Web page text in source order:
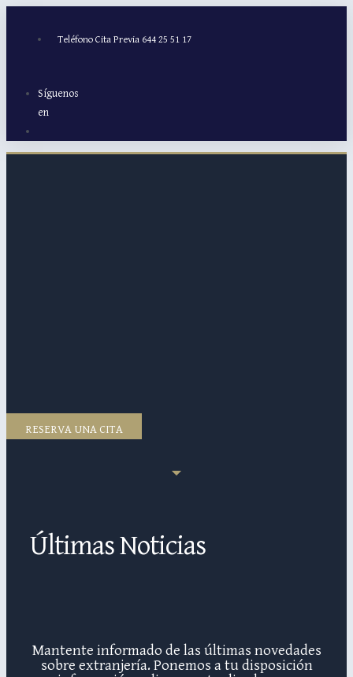
Ir
Teléfono Cita Previa 644 25 51 17
Síguenos
en
RESERVA UNA CITA
Últimas Noticias
Mantente informado de las últimas novedades
sobre extranjería. Ponemos a tu disposición